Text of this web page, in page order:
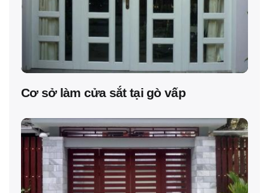
Cơ sở làm cửa sắt tại gò vấp